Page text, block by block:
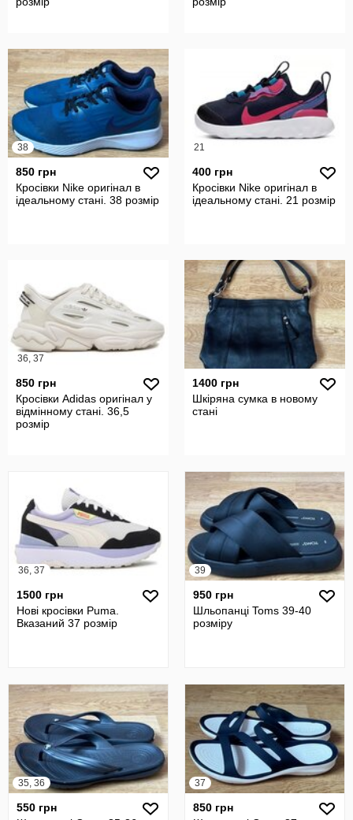
38
850 грн
Кросівки Nike оригінал в
ідеальному стані. 38 розмір
21
400 грн
Кросівки Nike оригінал в
ідеальному стані. 21 розмір
36, 37
850 грн
Кросівки Adidas оригінал у
відмінному стані. 36,5
розмір
1400 грн
Шкіряна сумка в новому
стані
36, 37
1500 грн
Нові кросівки Puma.
Вказаний 37 розмір
39
950 грн
Шльопанці Toms 39-40
розміру
35, 36
550 грн
37
850 грн